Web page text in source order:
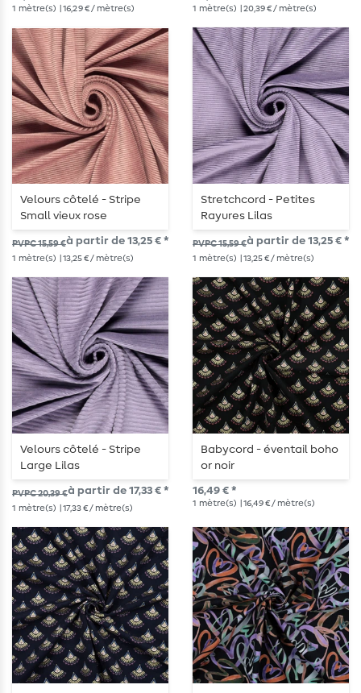
1 mètre(s) | 16,29 € / mètre(s) 1 mètre(s) | 20,39 € / mètre(s)
Velours côtelé - Stripe
Small vieux rose
PVPC 15,59 €à partir de 13,25 € *
1 mètre(s) | 13,25 € / mètre(s)
Stretchcord - Petites
Rayures Lilas
PVPC 15,59 €à partir de 13,25 € *
1 mètre(s) | 13,25 € / mètre(s)
Velours côtelé - Stripe
Large Lilas
PVPC 20,39 €à partir de 17,33 € *
1 mètre(s) | 17,33 € / mètre(s)
Babycord - éventail boho
or noir
16,49 € *
1 mètre(s) | 16,49 € / mètre(s)